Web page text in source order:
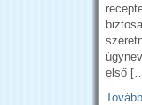
első